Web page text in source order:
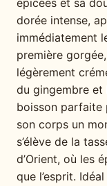
épicées et sa
dorée intense,
immédiatement
première
légèrement
du gingembre et
boisson parfaite
son corps un
s’élève de la
d’Orient, où les
que l’esprit.